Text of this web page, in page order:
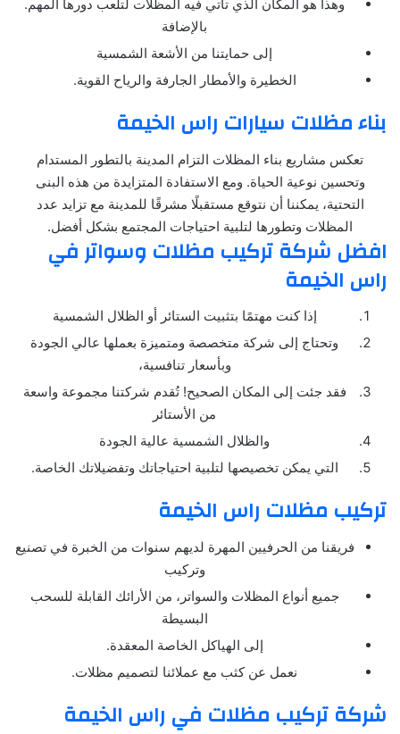
وهذا هو المكان الذي تأتي فيه المظلات لتلعب دورها المهم.
بالإضافة
إلى حمايتنا من الأشعة الشمسية
الخطيرة والأمطار الجارفة والرياح القوية.
بناء مظلات سيارات راس الخيمة
تعكس مشاريع بناء المظلات التزام المدينة بالتطور المستدام
وتحسين نوعية الحياة. ومع الاستفادة المتزايدة من هذه البنى
التحتية، يمكننا أن نتوقع مستقبلًا مشرقًا للمدينة مع تزايد عدد
المظلات وتطورها لتلبية احتياجات المجتمع بشكل أفضل.
افضل شركة تركيب مظلات وسواتر في
راس الخيمة
إذا كنت مهتمًا بتثبيت الستائر أو الظلال الشمسية
وتحتاج إلى شركة متخصصة ومتميزة بعملها عالي الجودة
وبأسعار تنافسية،
فقد جئت إلى المكان الصحيح! تُقدم شركتنا مجموعة واسعة
من الأستائر
والظلال الشمسية عالية الجودة
التي يمكن تخصيصها لتلبية احتياجاتك وتفضيلاتك الخاصة.
تركيب مظلات راس الخيمة
فريقنا من الحرفيين المهرة لديهم سنوات من الخبرة في تصنيع
وتركيب
جميع أنواع المظلات والسواتر، من الأرائك القابلة للسحب
البسيطة
إلى الهياكل الخاصة المعقدة.
نعمل عن كثب مع عملائنا لتصميم مظلات.
شركة تركيب مظلات في راس الخيمة